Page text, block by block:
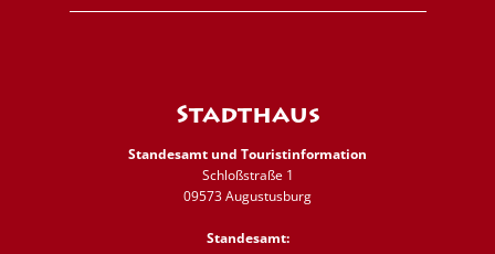
Stadthaus
Standesamt und Touristinformation
Schloßstraße 1
09573 Augustusburg
Standesamt: